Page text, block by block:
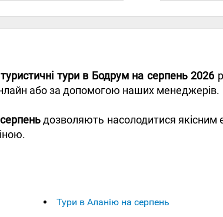
туристичні тури в Бодрум на серпень 2026
або за допомогою наших менеджерів.
дозволяють насолодитися якісним
Тури в Аланію на серпень